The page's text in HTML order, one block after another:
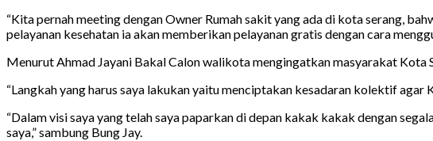
“Kita pernah meeting dengan Owner Rumah sakit yang ada di kota serang,
pelayanan kesehatan ia akan memberikan pelayanan gratis dengan cara
Menurut Ahmad Jayani Bakal Calon walikota mengingatkan masyarakat Kota
“Langkah yang harus saya lakukan yaitu menciptakan kesadaran kolektif agar
“Dalam visi saya yang telah saya paparkan di depan kakak kakak dengan
saya,” sambung Bung Jay.